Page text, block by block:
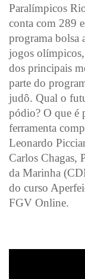
Paralímpicos
conta com 289
programa bolsa
jogos
dos principais
parte do
judô. Qual o
pódio? O que é
ferramenta
Leonardo
Carlos Chagas,
da Marinha
do curso
FGV Online.